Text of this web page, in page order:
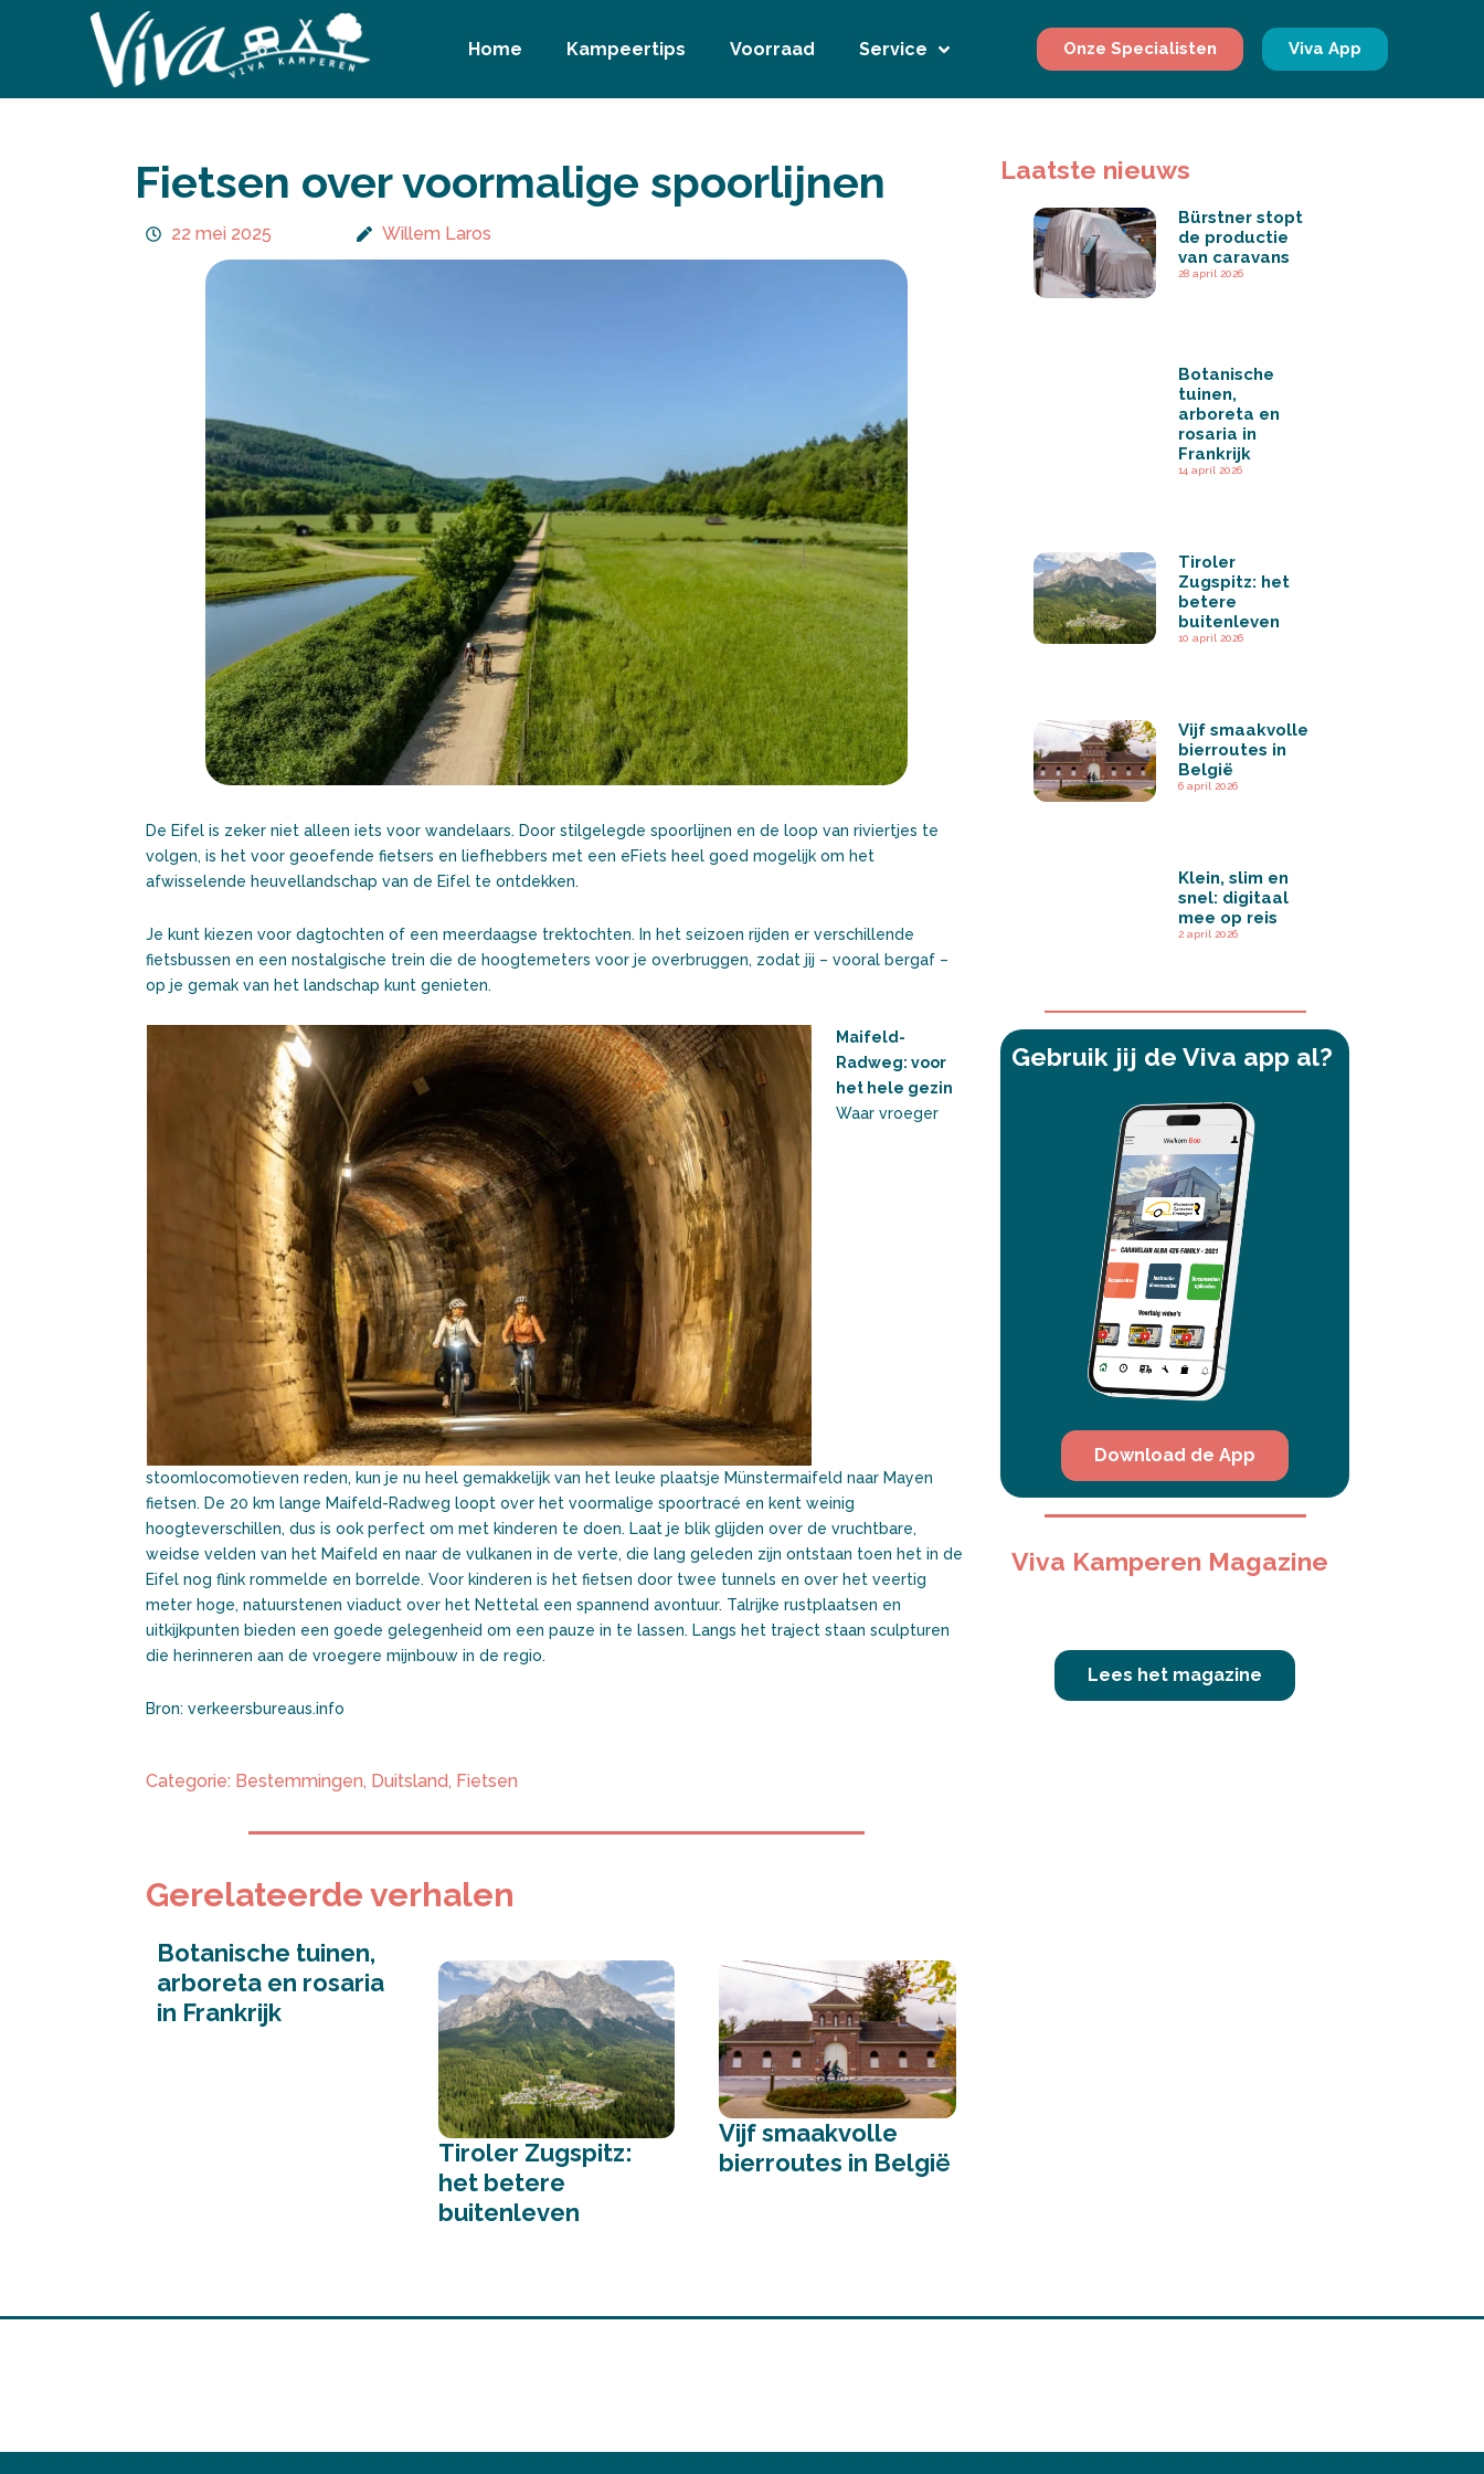
inhoud
Home Kampeertips Voorraad Service Onze Specialisten Viva App
Fietsen over voormalige spoorlijnen
22 mei 2025 Willem Laros
De Eifel is zeker niet alleen iets voor wandelaars. Door stilgelegde spoorlijnen en de loop van riviertjes te
volgen, is het voor geoefende fietsers en liefhebbers met een eFiets heel goed mogelijk om het
afwisselende heuvellandschap van de Eifel te ontdekken.
Je kunt kiezen voor dagtochten of een meerdaagse trektochten. In het seizoen rijden er verschillende
fietsbussen en een nostalgische trein die de hoogtemeters voor je overbruggen, zodat jij – vooral bergaf –
op je gemak van het landschap kunt genieten.
Maifeld-
Radweg: voor
het hele gezin
Waar vroeger
stoomlocomotieven reden, kun je nu heel gemakkelijk van het leuke plaatsje Münstermaifeld naar Mayen
fietsen. De 20 km lange Maifeld-Radweg loopt over het voormalige spoortracé en kent weinig
hoogteverschillen, dus is ook perfect om met kinderen te doen. Laat je blik glijden over de vruchtbare,
weidse velden van het Maifeld en naar de vulkanen in de verte, die lang geleden zijn ontstaan toen het in de
Eifel nog flink rommelde en borrelde. Voor kinderen is het fietsen door twee tunnels en over het veertig
meter hoge, natuurstenen viaduct over het Nettetal een spannend avontuur. Talrijke rustplaatsen en
uitkijkpunten bieden een goede gelegenheid om een pauze in te lassen. Langs het traject staan sculpturen
die herinneren aan de vroegere mijnbouw in de regio.
Bron: verkeersbureaus.info
Categorie: Bestemmingen, Duitsland, Fietsen
Gerelateerde verhalen
Botanische tuinen,
arboreta en rosaria
in Frankrijk
Tiroler Zugspitz:
het betere
buitenleven
Vijf smaakvolle
bierroutes in België
Laatste nieuws
Bürstner stopt
de productie
van caravans
28 april 2026
Botanische
tuinen,
arboreta en
rosaria in
Frankrijk
14 april 2026
Tiroler
Zugspitz: het
betere
buitenleven
10 april 2026
Vijf smaakvolle
bierroutes in
België
6 april 2026
Klein, slim en
snel: digitaal
mee op reis
2 april 2026
Gebruik jij de Viva app al?
Download de App
Viva Kamperen Magazine
Lees het magazine